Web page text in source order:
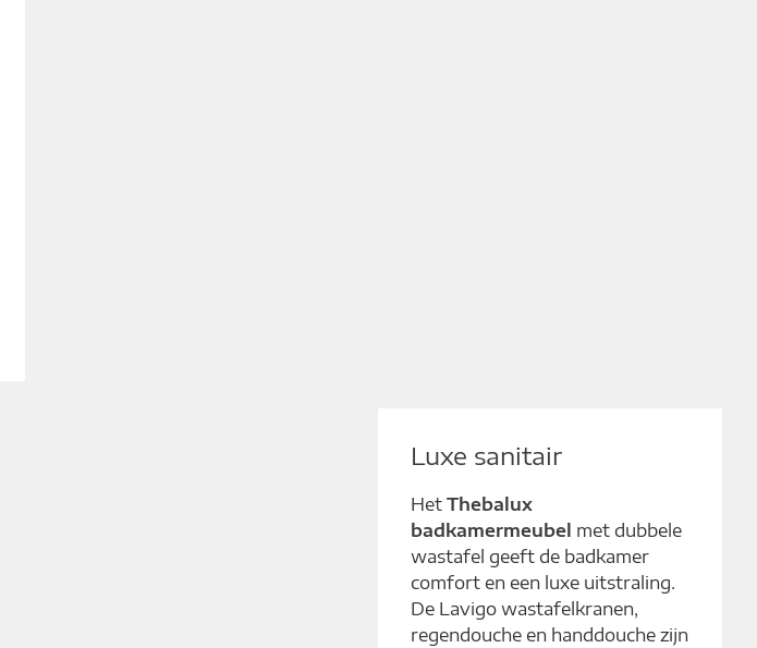
Luxe sanitair
Het Thebalux
badkamermeubel met dubbele
wastafel geeft de badkamer
comfort en een luxe uitstraling.
De Lavigo wastafelkranen,
regendouche en handdouche zijn